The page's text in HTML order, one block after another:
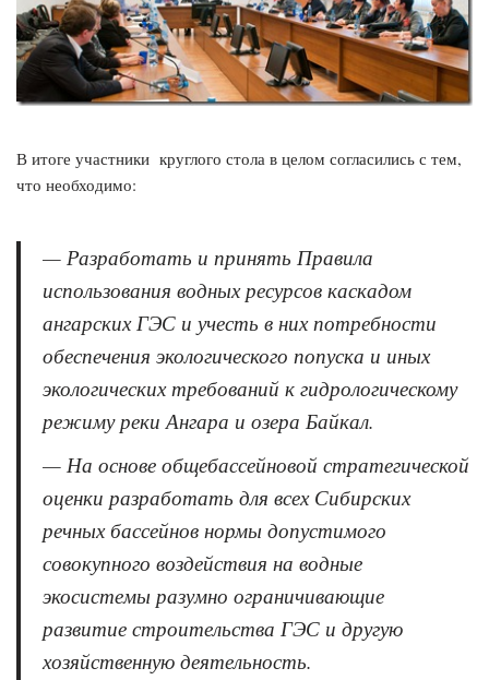
В итоге участники круглого стола в целом согласились с тем,
что необходимо:
— Разработать и принять Правила
использования водных ресурсов каскадом
ангарских ГЭС и учесть в них потребности
обеспечения экологического попуска и иных
экологических требований к гидрологическому
режиму реки Ангара и озера Байкал.
— На основе общебассейновой стратегической
оценки разработать для всех Сибирских
речных бассейнов нормы допустимого
совокупного воздействия на водные
экосистемы разумно ограничивающие
развитие строительства ГЭС и другую
хозяйственную деятельность.